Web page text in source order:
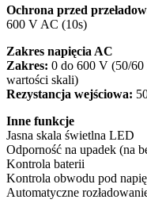
Ochrona przed
600 V AC (10s)
Zakres napięcia AC
Zakres: 0 do 600 V (50/60
wartości skali)
Rezystancja wejściowa:
Inne funkcje
Jasna skala świetlna LED
Odporność na upadek (na
Kontrola baterii
Kontrola obwodu pod
Automatyczne